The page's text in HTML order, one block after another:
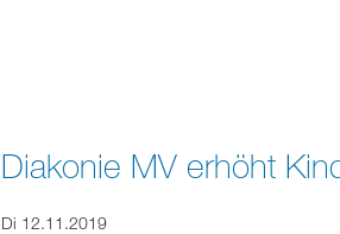
Diakonie MV erhöht
Di 12.11.2019